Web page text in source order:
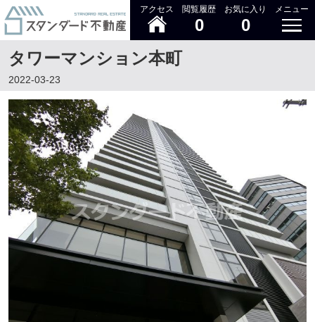
アクセス 閲覧履歴
0
お気に入り
0
メニュー
タワーマンション本町
2022-03-23